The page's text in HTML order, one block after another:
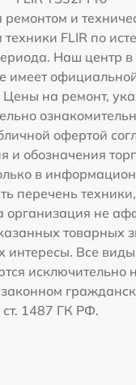
и
FLIR по
Наш центр
имеет
Цены на ремонт,
офертой
и обозначения
в
перечень
организация не
товарных
интересы. Все
исключительно
ст. 1487 ГК РФ.